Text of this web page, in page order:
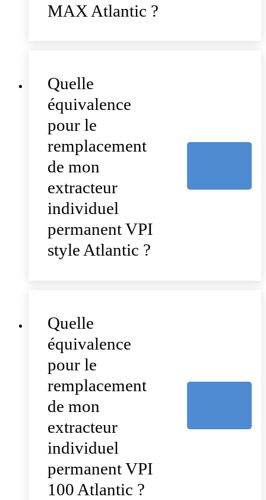
MAX Atlantic ?
Quelle
équivalence
pour le
remplacement
de mon
extracteur
individuel
permanent VPI
style Atlantic ?
Quelle
équivalence
pour le
remplacement
de mon
extracteur
individuel
permanent VPI
100 Atlantic ?